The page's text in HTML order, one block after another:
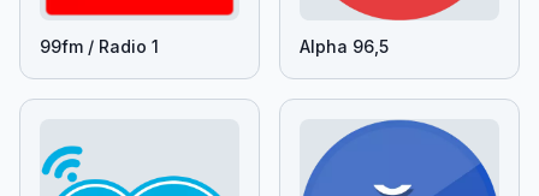
99fm / Radio 1 Alpha 96,5